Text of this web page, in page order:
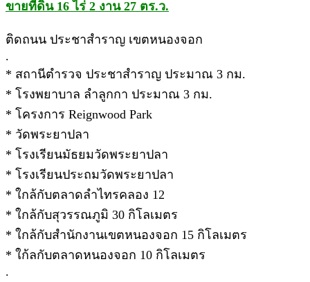
ขายที่ดิน 16 ไร่ 2 งาน 27 ตร.ว.
ติดถนน ประชาสำราญ เขตหนองจอก
.
* สถานีตำรวจ ประชาสำราญ ประมาณ 3 กม.
* โรงพยาบาล ลำลูกกา ประมาณ 3 กม.
* โครงการ Reignwood Park
* วัดพระยาปลา
* โรงเรียนมัธยมวัดพระยาปลา
* โรงเรียนประถมวัดพระยาปลา
* ใกล้กับตลาดลำไทรคลอง 12
* ใกล้กับสุวรรณภูมิ 30 กิโลเมตร
* ใกล้กับสำนักงานเขตหนองจอก 15 กิโลเมตร
* ใก้ลกับตลาดหนองจอก 10 กิโลเมตร
.